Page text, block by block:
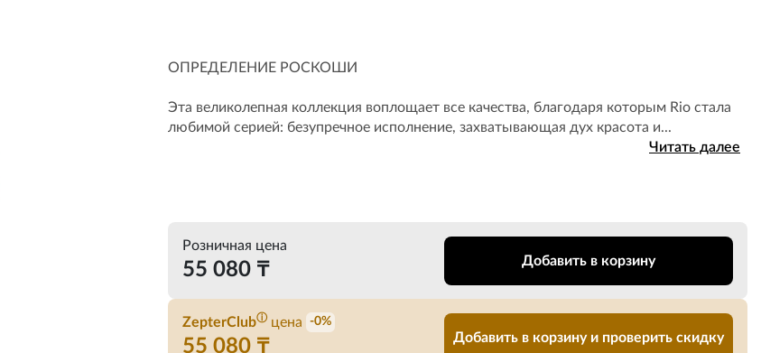
ОПРЕДЕЛЕНИЕ РОСКОШИ
Эта великолепная коллекция воплощает все качества, благодаря которым Rio стала
любимой серией: безупречное исполнение, захватывающая дух красота и...
Читать далее
Розничная цена
55 080 ₸ Добавить в корзину
ZepterClubⓘ цена -0%
55 080 ₸ Добавить в корзину и проверить скидку